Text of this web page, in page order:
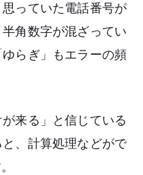
っていた電話番号が
角数字が混ざってい
らぎ」もエラーの頻
来る」と信じている
、計算処理などがで